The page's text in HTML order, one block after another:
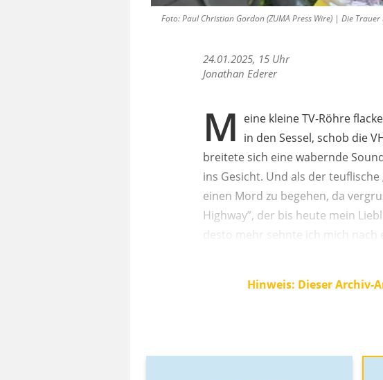
Foto: Paul Christian Gordon (ZUMA Press Wire) | Die
24.01.2025, 15 Uhr
Jonathan Ederer
M eine kleine TV-Röhre
in den Sessel, schob die
breitete sich eine wabernde
ins Gesicht. Und als der
einen Mord zu begehen, da
Highway”, der bis heute mein
desto mehr sehnte ich mich nach
Hinweis: Dieser